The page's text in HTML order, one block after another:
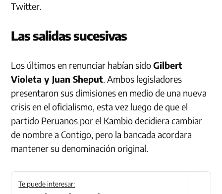
Twitter.
Las salidas sucesivas
Los últimos en renunciar habían sidoGilbert
Violeta y Juan Sheput. Ambos legisladores
presentaron sus dimisiones en medio de una nueva
crisis en el oficialismo, esta vez luego de que el
partido Peruanos por el Kambiodecidiera cambiar
de nombre a Contigo, pero la bancada acordara
mantener su denominación original.
Te puede interesar: